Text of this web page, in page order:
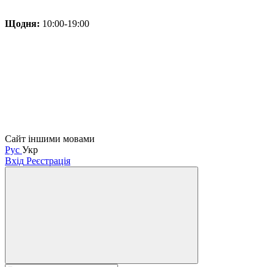
Щодня: 10:00-19:00
Сайт іншими мовами
Рус Укр
Вхід Реєстрація